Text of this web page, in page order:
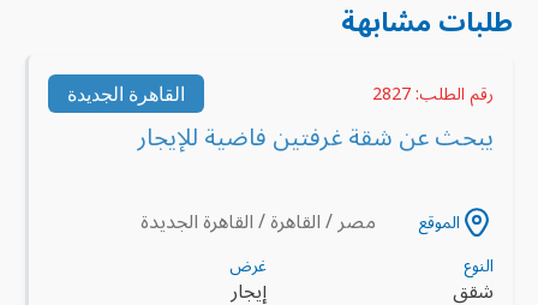
طلبات مشابهة
رقم الطلب: 2827 القاهرة الجديدة
يبحث عن شقة غرفتين فاضية للإيجار
الموقع مصر / القاهرة / القاهرة الجديدة
النوع
شقق
غرض
إيجار